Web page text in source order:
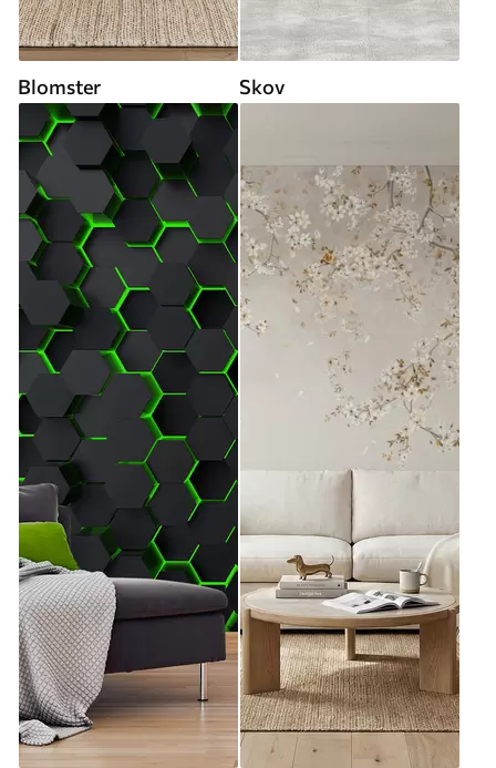
Blomster Skov